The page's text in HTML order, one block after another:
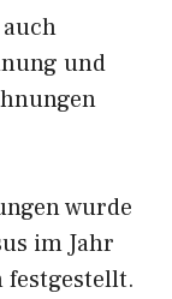
und
wurde
im Jahr
festgestellt.